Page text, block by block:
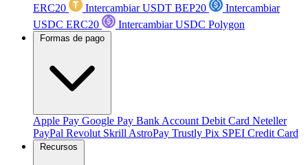
ERC20
Intercambiar USDT BEP20
Intercambiar
USDC ERC20
Intercambiar USDC Polygon
Formas de pago
Apple Pay Google Pay Bank Account Debit Card Neteller
PayPal Revolut Skrill AstroPay Trustly Pix SPEI Credit Card
Recursos